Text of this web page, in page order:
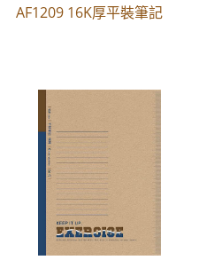
AF1209 16K厚平裝筆記